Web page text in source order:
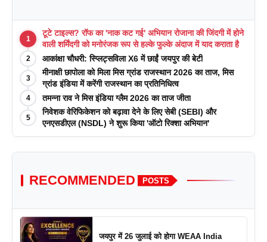
1
टूटे टाइल्स? रॉफ का 'नाक कट गई' अभियान रोजाना की जिंदगी में होने
वाली शर्मिंदगी को मनोरंजक रूप से हल्के फुल्के अंदाज में याद कराता है
2 आकांक्षा चौधरी: स्प्लिट्सविला X6 में छाईं जयपुर की बेटी
3
मीनाक्षी छापोला को मिला मिस ग्रांड राजस्थान 2026 का ताज, मिस
ग्रांड इंडिया में करेंगी राजस्थान का प्रतिनिधित्व
4 तमन्ना राव ने मिस इंडिया ग्लैम 2026 का ताज जीता
5
निवेशक वेरिफिकेशन को बढ़ावा देने के लिए सेबी (SEBI) और
एनएसडीएल (NSDL) ने शुरू किया 'ऑटो रिक्शा अभियान'
RECOMMENDED POSTS
जयपुर में 26 जुलाई को होगा WEAA India